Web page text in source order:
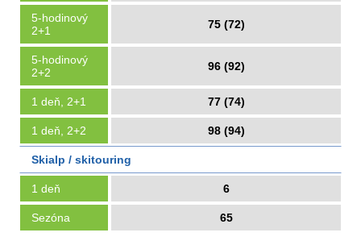
5-hodinový
2+1
75 (72)
5-hodinový
2+2
96 (92)
1 deň, 2+1 77 (74)
1 deň, 2+2 98 (94)
Skialp / skitouring
1 deň 6
Sezóna 65